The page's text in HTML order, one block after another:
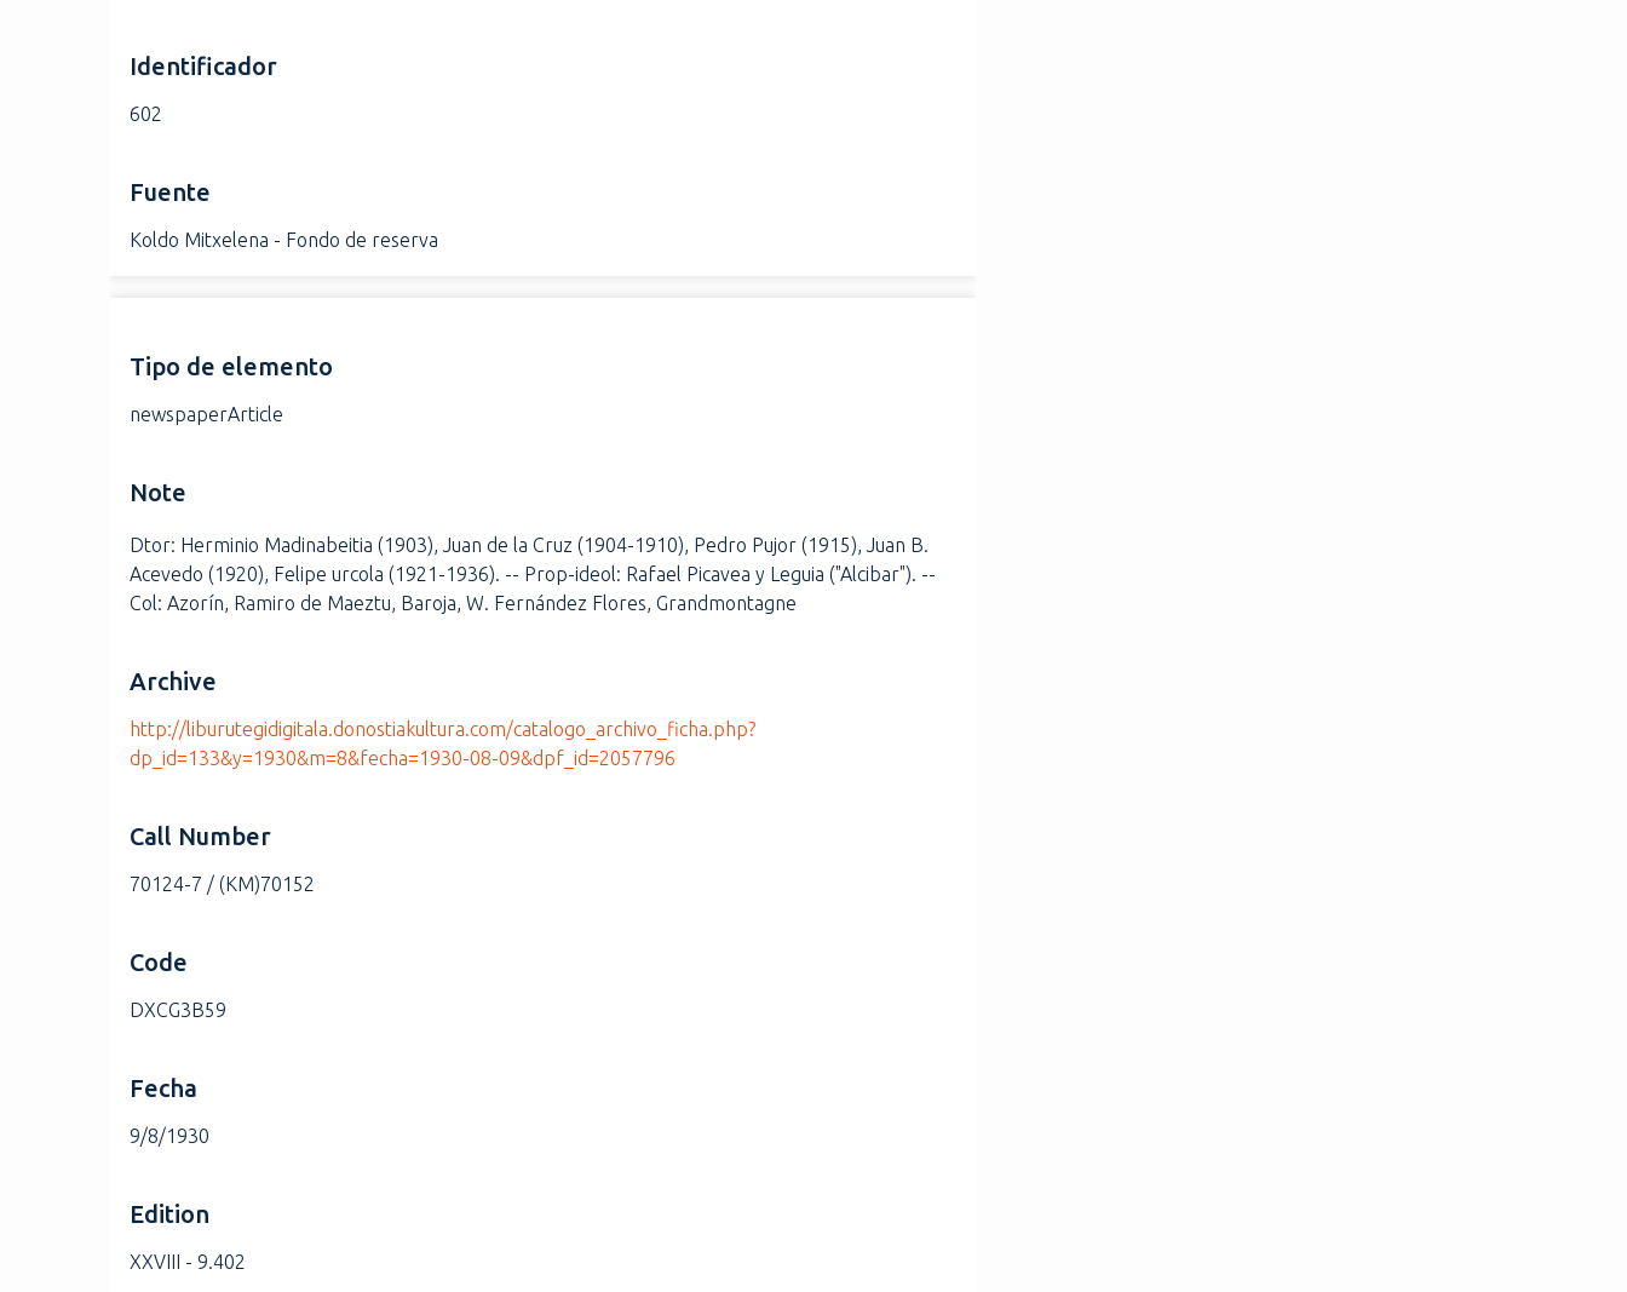
Identificador
602
Fuente
Koldo Mitxelena - Fondo de reserva
Tipo de elemento
newspaperArticle
Note
Dtor: Herminio Madinabeitia (1903), Juan de la Cruz (1904-1910), Pedro Pujor (1915), Juan B.
Acevedo (1920), Felipe urcola (1921-1936). -- Prop-ideol: Rafael Picavea y Leguia ("Alcibar"). --
Col: Azorín, Ramiro de Maeztu, Baroja, W. Fernández Flores, Grandmontagne
Archive
http://liburutegidigitala.donostiakultura.com/catalogo_archivo_ficha.php?
dp_id=133&y=1930&m=8&fecha=1930-08-09&dpf_id=2057796
Call Number
70124-7 / (KM)70152
Code
DXCG3B59
Fecha
9/8/1930
Edition
XXVIII - 9.402